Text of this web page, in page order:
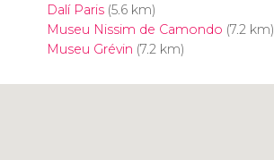
Dalí Paris(5.6 km)
Museu Nissim de Camondo (7.2 km)
Museu Grévin (7.2 km)